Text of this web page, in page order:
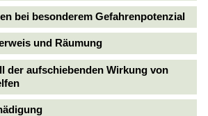
bei besonderem Gefahrenpotenzial
und Räumung
der aufschiebenden Wirkung von